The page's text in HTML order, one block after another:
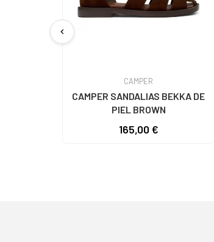
chevron_left
CAMPER
CAMPER SANDALIAS BEKKA DE
PIEL BROWN
165,00 €